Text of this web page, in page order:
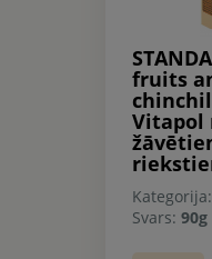
fruits
Vitapol
Kategorija:
Svars:90g